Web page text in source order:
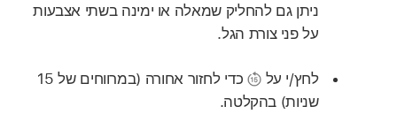
ניתן גם להחליק שמאלה או ימינה בשתי אצבעות
על פני צורת הגל.
לחץ/י על
כדי לחזור אחורה (במרווחים של 15
שניות) בהקלטה.